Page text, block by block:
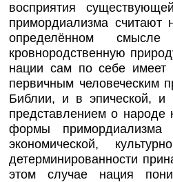
восприятия
примордиализма считают
определённом
кровнородственную
нации сам по себе имеет
первичным человеческим
Библии, и в эпической, и
представлением о народе
формы примордиализма
экономической,
детерминированности
этом случае нация